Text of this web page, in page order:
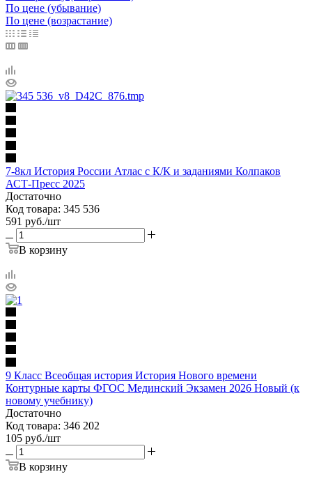
По цене (убывание)
По цене (возрастание)
7-8кл История России Атлас с К/К и заданиями Колпаков
АСТ-Пресс 2025
Достаточно
Код товара: 345 536
591 руб./шт
В корзину
9 Класс Всеобщая история История Нового времени
Контурные карты ФГОС Мединский Экзамен 2026 Новый (к
новому учебнику)
Достаточно
Код товара: 346 202
105 руб./шт
В корзину